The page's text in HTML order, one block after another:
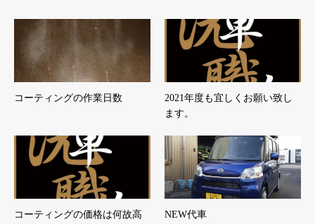
コーティングの作業日数
2021年度も宜しくお願い致し
ます。
コーティングの価格は何故高
NEW代車